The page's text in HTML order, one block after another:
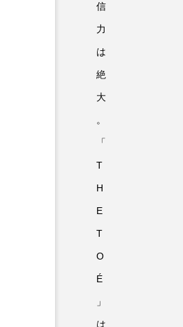
信
力
は
絶
大
。
「
T
H
E
T
O
É
」
は